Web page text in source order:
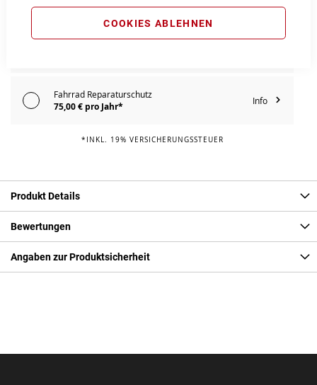
COOKIES ABLEHNEN
Fahrrad Komplettschutz
Fahrrad Reparaturschutz
75,00 € pro Jahr*
Info
*INKL. 19% VERSICHERUNGSSTEUER
Produkt Details
Bewertungen
Angaben zur Produktsicherheit